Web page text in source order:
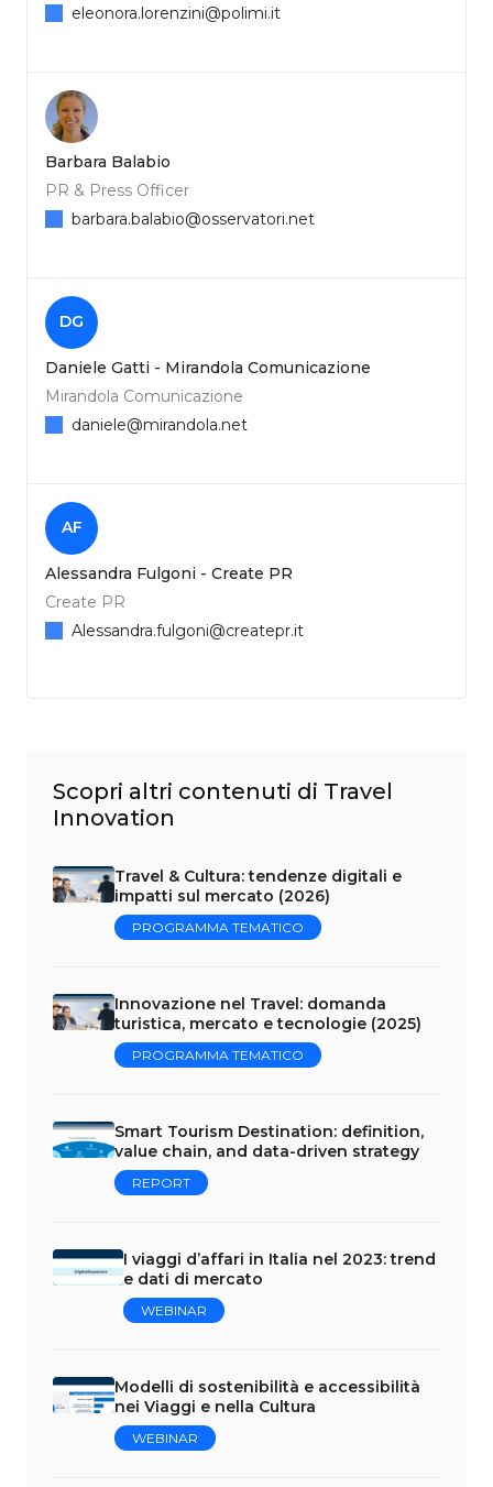
eleonora.lorenzini@polimi.it
Barbara Balabio
PR & Press Officer
barbara.balabio@osservatori.net
DG
Daniele Gatti - Mirandola Comunicazione
Mirandola Comunicazione
daniele@mirandola.net
AF
Alessandra Fulgoni - Create PR
Create PR
Alessandra.fulgoni@createpr.it
Scopri altri contenuti di Travel
Innovation
Travel & Cultura: tendenze digitali e
impatti sul mercato (2026)
PROGRAMMA TEMATICO
Innovazione nel Travel: domanda
turistica, mercato e tecnologie (2025)
PROGRAMMA TEMATICO
Smart Tourism Destination: definition,
value chain, and data-driven strategy
REPORT
I viaggi d’affari in Italia nel 2023: trend
e dati di mercato
WEBINAR
Modelli di sostenibilità e accessibilità
nei Viaggi e nella Cultura
WEBINAR